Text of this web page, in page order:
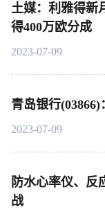
土媒：利雅得新
得400万欧分成
2023-07-09
青岛银行
2023-07-09
防水心率仪、
战